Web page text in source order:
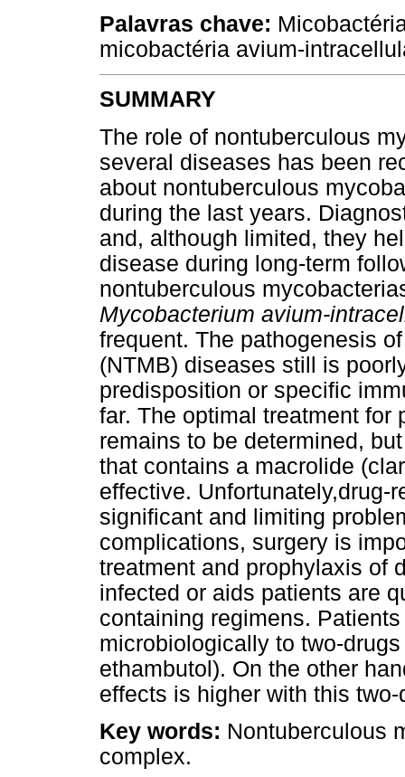
Palavras chave:
micobactéria avium-
SUMMARY
The role of nontuberculous
several diseases has been
about nontuberculous
during the last years.
and, although limited, they
disease during long-term
nontuberculous
Mycobacterium avium-
frequent. The pathogenesis
(NTMB) diseases still is
predisposition or specific
far. The optimal treatment for
remains to be determined,
that contains a macrolide
effective. Unfortunately,drug-
significant and limiting
complications, surgery is
treatment and prophylaxis of
infected or aids patients are
containing regimens.
microbiologically to two-
ethambutol). On the other
effects is higher with this
Key words: Nontuberculous
complex.